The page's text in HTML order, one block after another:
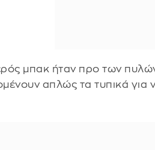
μπακ ήταν προ των
απλώς τα τυπικά για